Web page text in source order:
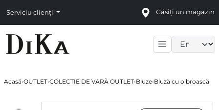
Serviciu clienți Găsiți un magazin
Acasă›OUTLET›COLECTIE DE VARĂ OUTLET›Bluze›Bluză cu o broască